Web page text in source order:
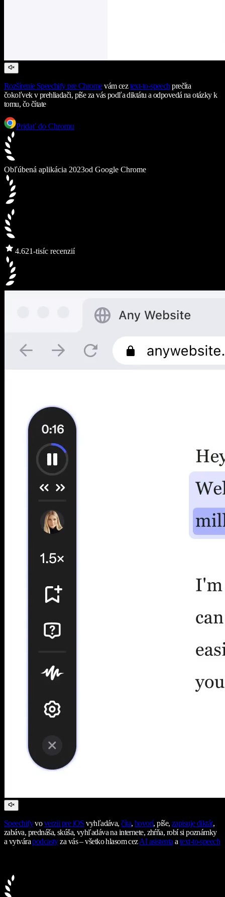
Rozšírenie Speechify pre Chromevám ceztext-to-speech prečíta
čokoľvek v prehliadači, píše za vás podľa diktátu a odpovedá na otázky k
tomu, čo čítate
Pridať do Chromu
Obľúbená aplikácia 2023od Google Chrome
4.621-tisíc recenzií
Speechifyvoverzii pre iOS vyhľadáva,číta, hovorí, píše,zapisuje diktát,
zabáva, prednáša, skúša, vyhľadáva na internete, zhŕňa, robí si poznámky
a vytvárapodcastyza vás – všetko hlasom cezAI asistentaatext-to-speech